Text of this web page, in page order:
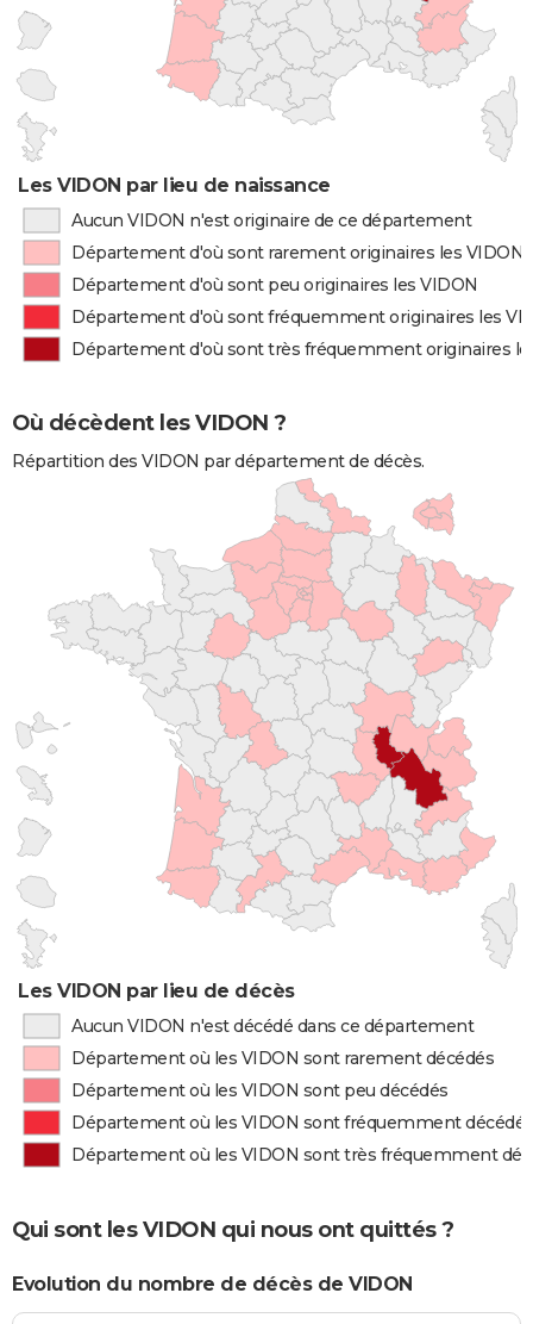
Les VIDON par lieu de naissance
Aucun VIDON n'est originaire de ce département
Département d'où sont rarement originaires les VIDON
Département d'où sont peu originaires les VIDON
Département d'où sont fréquemment originaires les
Département d'où sont très fréquemment originaires
Où décèdent les VIDON ?
Répartition des VIDON par département de décès.
Les VIDON par lieu de décès
Aucun VIDON n'est décédé dans ce département
Département où les VIDON sont rarement décédés
Département où les VIDON sont peu décédés
Département où les VIDON sont fréquemment décédés
Département où les VIDON sont très fréquemment
Qui sont les VIDON qui nous ont quittés ?
Evolution du nombre de décès de VIDON